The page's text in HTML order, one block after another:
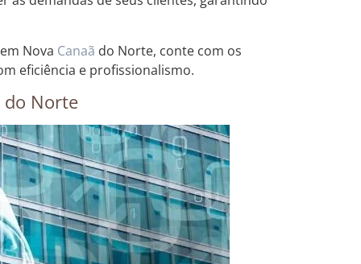
Nova Canaã do Norte, conte com os
eficiência e profissionalismo.
do Norte